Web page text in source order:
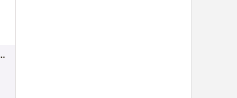
Remedy 70g